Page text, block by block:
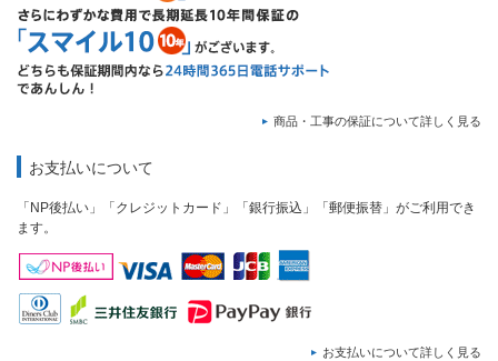
商品・工事の保証について詳しく見る
お支払いについて
「NP後払い」「クレジットカード」「銀行振込」「郵便振替」がご利用でき
ます。
お支払いについて詳しく見る